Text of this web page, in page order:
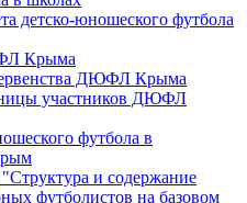
детско-юношеского футбола
Крыма
ДЮФЛ Крыма
участников ДЮФЛ
футбола в
и содержание
футболистов на базовом